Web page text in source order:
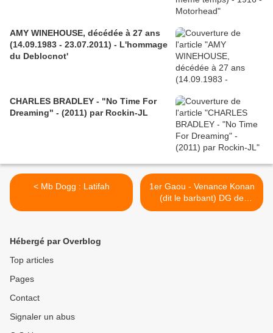
AMY WINEHOUSE, décédée à 27 ans
(14.09.1983 - 23.07.2011) - L'hommage
du Deblocnot'
CHARLES BRADLEY - "No Time For
Dreaming" - (2011) par Rockin-JL
< Mb Dogg : Latifah
1er Gaou - Venance Konan
(dit le barbant) DG de
Fraternité Matin >
Hébergé par Overblog
Top articles
Pages
Contact
Signaler un abus